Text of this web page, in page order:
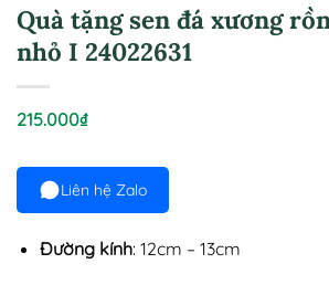
Quà tặng sen đá xương
nhỏ I 24022631
215.000₫
Liên hệ Zalo
Đường kính: 12cm – 13cm